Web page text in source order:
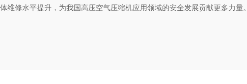
修水平提升，为我国高压空气压缩机应用领域的安全发展贡献更多力量。